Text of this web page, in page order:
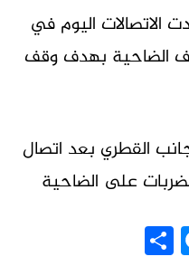
الاتصالات اليوم في
الضاحية بهدف وقف
القطري بعد اتصال
على الضاحية
Messenger